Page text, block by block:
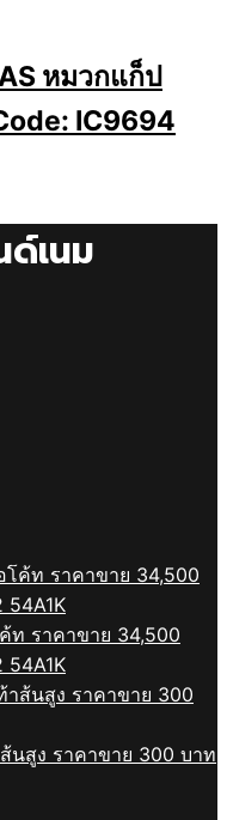
หมวกแก็ป
IC9694
ด์เนม
ท ราคาขาย 34,500
54A1K
นสูง ราคาขาย 300 บาท